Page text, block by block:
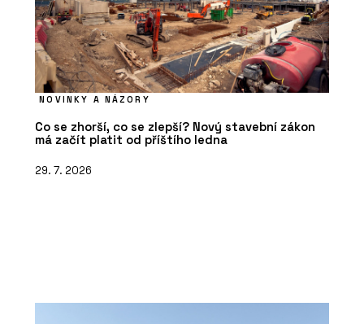
NOVINKY A NÁZORY
Co se zhorší, co se zlepší? Nový stavební zákon
má začít platit od příštího ledna
29. 7. 2026